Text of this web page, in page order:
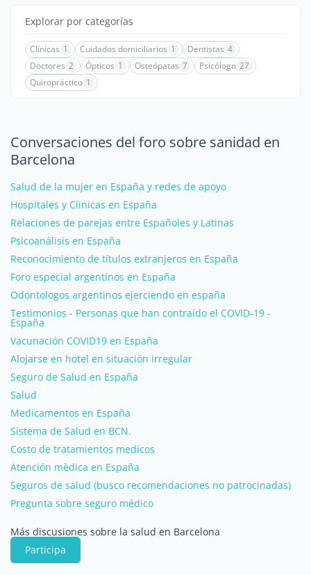
Explorar por categorías
Clínicas 1 Cuidados domiciliarios 1 Dentistas 4
Doctores 2 Ópticos 1 Osteópatas 7 Psicólogo 27
Quiropráctico 1
Conversaciones del foro sobre sanidad en
Barcelona
Salud de la mujer en España y redes de apoyo
Hospitales y Clinicas en España
Relaciones de parejas entre Españoles y Latinas
Psicoanálisis en España
Reconocimiento de títulos extranjeros en España
Foro especial argentinos en España
Odontologos argentinos ejerciendo en españa
Testimonios - Personas que han contraído el COVID-19 -
España
Vacunación COVID19 en España
Alojarse en hotel en situación irregular
Seguro de Salud en España
Salud
Medicamentos en España
Sistema de Salud en BCN.
Costo de tratamientos medicos
Atención mèdica en España
Seguros de salud (busco recomendaciones no patrocinadas)
Pregunta sobre seguro médico
Más discusiones sobre la salud en Barcelona
Participa